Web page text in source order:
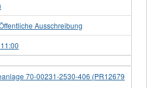
Ausschreibung
70-00231-2530-406 (PR12679